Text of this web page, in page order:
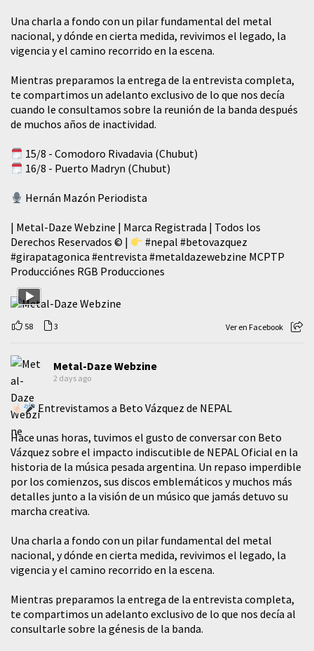
​Una charla a fondo con un pilar fundamental del metal
nacional, y dónde en cierta medida, revivimos el legado, la
vigencia y el camino recorrido en la escena.
Mientras preparamos la entrega de la entrevista completa,
te compartimos un adelanto exclusivo de lo que nos decía
cuando le consultamos sobre la reunión de la banda después
de muchos años de inactividad.
15/8 - Comodoro Rivadavia (Chubut)
16/8 - Puerto Madryn (Chubut)
Hernán Mazón Periodista
| Metal-Daze Webzine | Marca Registrada | Todos los
Derechos Reservados © |
#nepal #betovazquez
#girapatagonica #entrevista #metaldazewebzine MCPTP
Producciónes RGB Producciones
58 3 Ver en Facebook
Metal-Daze Webzine
2 days ago
Entrevistamos a Beto Vázquez de NEPAL
Hace unas horas, tuvimos el gusto de conversar con Beto
Vázquez sobre el impacto indiscutible de NEPAL Oficial en la
historia de la música pesada argentina. Un repaso imperdible
por los comienzos, sus discos emblemáticos y muchos más
detalles junto a la visión de un músico que jamás detuvo su
marcha creativa.
​Una charla a fondo con un pilar fundamental del metal
nacional, y dónde en cierta medida, revivimos el legado, la
vigencia y el camino recorrido en la escena.
Mientras preparamos la entrega de la entrevista completa,
te compartimos un adelanto exclusivo de lo que nos decía al
consultarle sobre la génesis de la banda.